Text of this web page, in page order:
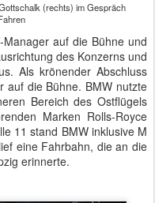
(rechts) im Gespräch
auf die Bühne und
des Konzerns und
Als krönender Abschluss
auf die Bühne. BMW nutzte
Bereich des Ostflügels
Marken Rolls-Royce
11 stand BMW inklusive M
eine Fahrbahn, die an die
erinnerte.